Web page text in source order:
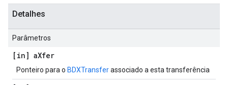
Detalhes
Parâmetros
[in] aXfer
Ponteiro para o BDXTransferassociado a esta transferência